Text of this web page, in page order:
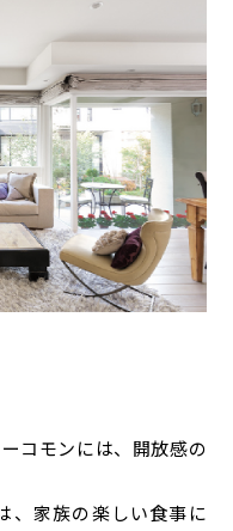
コモンには、開放感の
、家族の楽しい食事に